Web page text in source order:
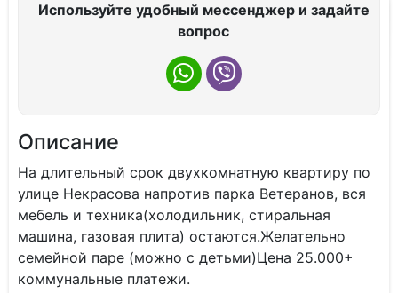
Используйте удобный мессенджер и задайте
вопрос
Описание
На длительный срок двухкомнатную квартиру по
улице Некрасова напротив парка Ветеранов, вся
мебель и техника(холодильник, стиральная
машина, газовая плита) остаются.Желательно
семейной паре (можно с детьми)Цена 25.000+
коммунальные платежи.